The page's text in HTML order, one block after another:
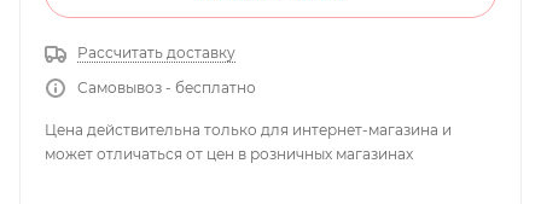
Рассчитать доставку
Самовывоз - бесплатно
Цена действительна только для интернет-магазина и
может отличаться от цен в розничных магазинах